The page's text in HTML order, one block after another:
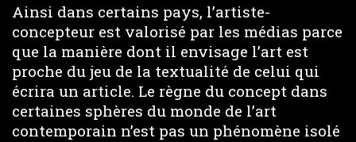
Ainsi dans certains pays, l’artiste-
concepteur est valorisé par les médias parce
que la manière dont il envisage l’art est
proche du jeu de la textualité de celui qui
écrira un article. Le règne du concept dans
certaines sphères du monde de l’art
contemporain n’est pas un phénomène isolé